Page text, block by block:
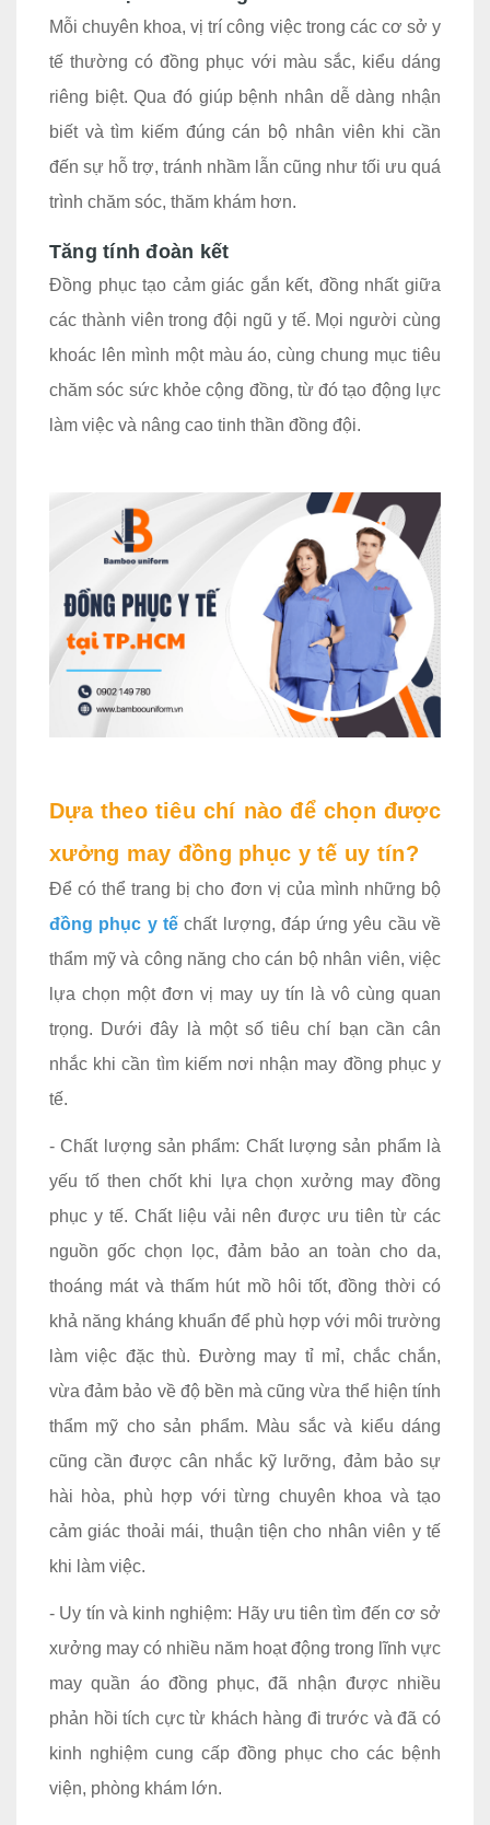
Mỗi chuyên khoa, vị trí công việc trong các cơ sở y
tế thường có đồng phục với màu sắc, kiểu dáng
riêng biệt. Qua đó giúp bệnh nhân dễ dàng nhận
biết và tìm kiếm đúng cán bộ nhân viên khi cần
đến sự hỗ trợ, tránh nhầm lẫn cũng như tối ưu quá
trình chăm sóc, thăm khám hơn.
Tăng tính đoàn kết
Đồng phục tạo cảm giác gắn kết, đồng nhất giữa
các thành viên trong đội ngũ y tế. Mọi người cùng
khoác lên mình một màu áo, cùng chung mục tiêu
chăm sóc sức khỏe cộng đồng, từ đó tạo động lực
làm việc và nâng cao tinh thần đồng đội.
Dựa theo tiêu chí nào để chọn được
xưởng may đồng phục y tế uy tín?
Để có thể trang bị cho đơn vị của mình những bộ
đồng phục y tếchất lượng, đáp ứng yêu cầu về
thẩm mỹ và công năng cho cán bộ nhân viên, việc
lựa chọn một đơn vị may uy tín là vô cùng quan
trọng. Dưới đây là một số tiêu chí bạn cần cân
nhắc khi cần tìm kiếm nơi nhận may đồng phục y
tế.
- Chất lượng sản phẩm: Chất lượng sản phẩm là
yếu tố then chốt khi lựa chọn xưởng may đồng
phục y tế. Chất liệu vải nên được ưu tiên từ các
nguồn gốc chọn lọc, đảm bảo an toàn cho da,
thoáng mát và thấm hút mồ hôi tốt, đồng thời có
khả năng kháng khuẩn để phù hợp với môi trường
làm việc đặc thù. Đường may tỉ mỉ, chắc chắn,
vừa đảm bảo về độ bền mà cũng vừa thể hiện tính
thẩm mỹ cho sản phẩm. Màu sắc và kiểu dáng
cũng cần được cân nhắc kỹ lưỡng, đảm bảo sự
hài hòa, phù hợp với từng chuyên khoa và tạo
cảm giác thoải mái, thuận tiện cho nhân viên y tế
khi làm việc.
- Uy tín và kinh nghiệm: Hãy ưu tiên tìm đến cơ sở
xưởng may có nhiều năm hoạt động trong lĩnh vực
may quần áo đồng phục, đã nhận được nhiều
phản hồi tích cực từ khách hàng đi trước và đã có
kinh nghiệm cung cấp đồng phục cho các bệnh
viện, phòng khám lớn.